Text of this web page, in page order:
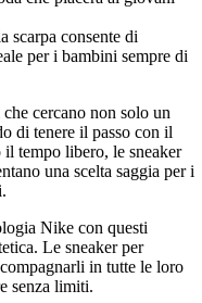
scarpa consente di
per i bambini sempre di
cercano non solo un
di tenere il passo con il
tempo libero, le sneaker
una scelta saggia per i
Nike con questi
Le sneaker per
in tutte le loro
senza limiti.